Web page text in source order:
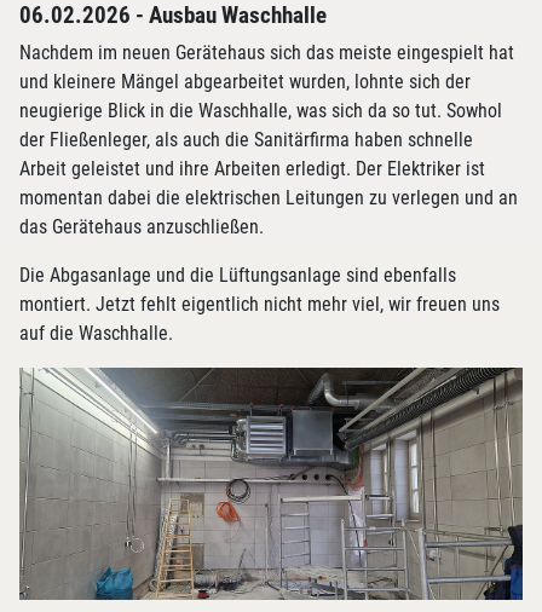
06.02.2026 - Ausbau Waschhalle
Nachdem im neuen Gerätehaus sich das meiste eingespielt hat
und kleinere Mängel abgearbeitet wurden, lohnte sich der
neugierige Blick in die Waschhalle, was sich da so tut. Sowhol
der Fließenleger, als auch die Sanitärfirma haben schnelle
Arbeit geleistet und ihre Arbeiten erledigt. Der Elektriker ist
momentan dabei die elektrischen Leitungen zu verlegen und an
das Gerätehaus anzuschließen.
Die Abgasanlage und die Lüftungsanlage sind ebenfalls
montiert. Jetzt fehlt eigentlich nicht mehr viel, wir freuen uns
auf die Waschhalle.